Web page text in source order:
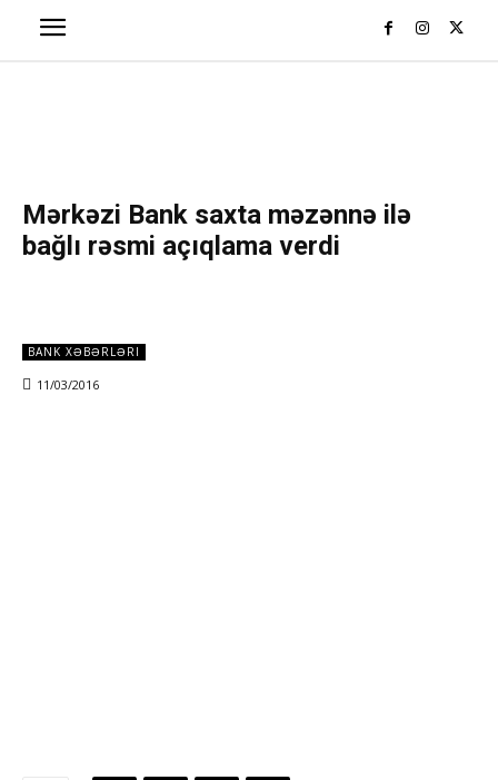
Mərkəzi Bank saxta məzənnə ilə
bağlı rəsmi açıqlama verdi
BANK XƏBƏRLƏRI
11/03/2016